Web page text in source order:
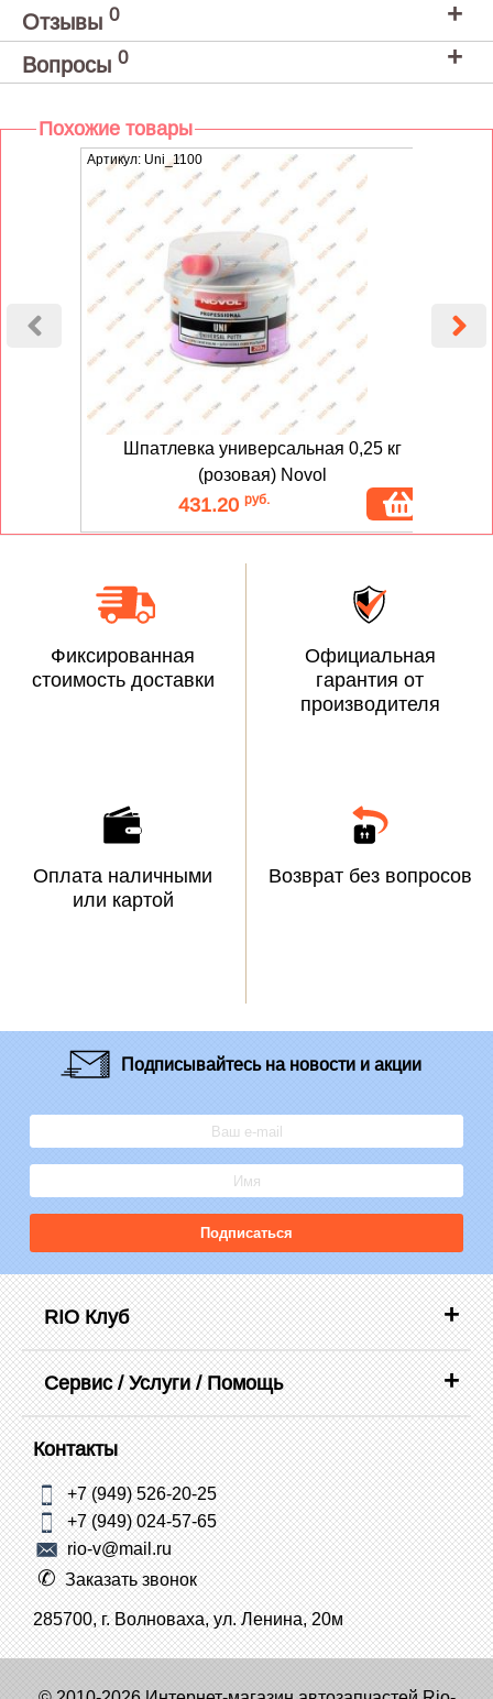
Отзывы 0
Вопросы 0
Похожие товары
Артикул: Uni_1100
Шпатлевка универсальная 0,25 кг
(розовая) Novol
431.20 руб.
Фиксированная
стоимость доставки
Официальная
гарантия от
производителя
Оплата наличными
или картой
Возврат без вопросов
Подписывайтесьна новости и акции
Подписаться
RIO Клуб
Сервис / Услуги / Помощь
Контакты
+7 (949) 526-20-25
+7 (949) 024-57-65
rio-v@mail.ru
Заказать звонок
285700, г. Волноваха, ул. Ленина, 20м